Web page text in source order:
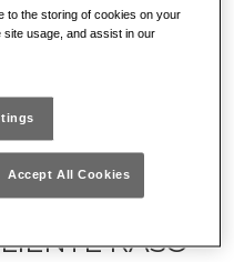
RASO
to the storing of cookies on your
usage, and assist in our
Accept All Cookies